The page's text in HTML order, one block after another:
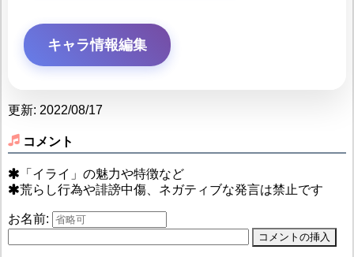
キャラ情報編集
更新: 2022/08/17
コメント
「イライ」の魅力や特徴など
荒らし行為や誹謗中傷、ネガティブな発言は禁止です
お名前: